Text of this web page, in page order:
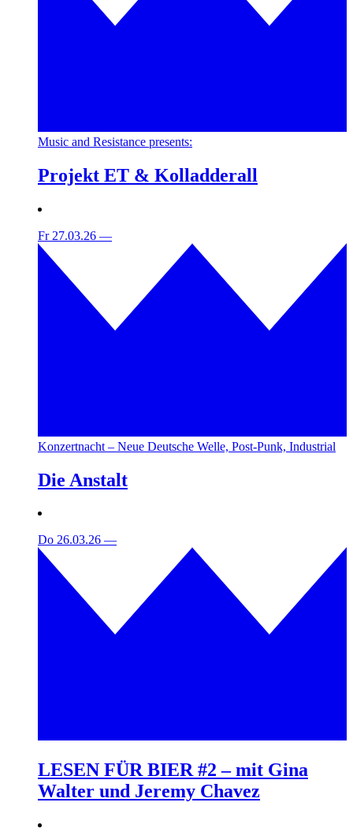
Music and Resistance presents:
Projekt ET & Kolladderall
Fr 27.03.26 —
Konzertnacht – Neue Deutsche Welle, Post-Punk, Industrial
Die Anstalt
Do 26.03.26 —
LESEN FÜR BIER #2 – mit Gina
Walter und Jeremy Chavez